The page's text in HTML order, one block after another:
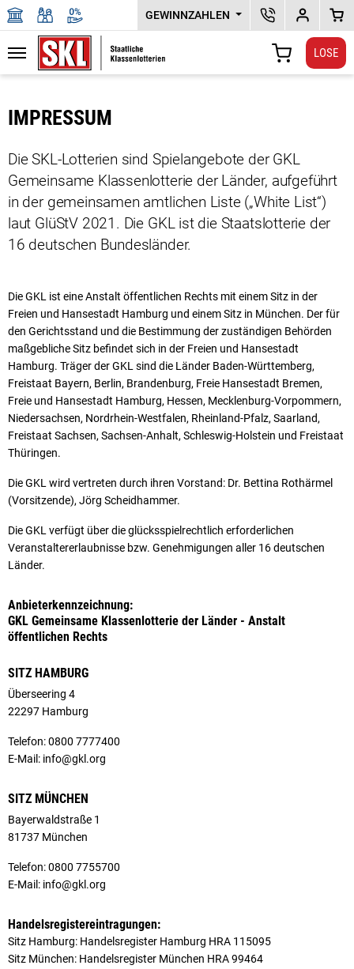
GEWINNZAHLEN
SKL DEPOTPLUS
Navigation
LOSE
IMPRESSUM
Die SKL-Lotterien sind Spielangebote der GKL
Gemeinsame Klassenlotterie der Länder, aufgeführt
in der gemeinsamen amtlichen Liste („White List“)
laut GlüStV 2021. Die GKL ist die Staatslotterie der
16 deutschen Bundesländer.
Die GKL ist eine Anstalt öffentlichen Rechts mit einem Sitz in der
Freien und Hansestadt Hamburg und einem Sitz in München. Der für
den Gerichtsstand und die Bestimmung der zuständigen Behörden
maßgebliche Sitz befindet sich in der Freien und Hansestadt
Hamburg. Träger der GKL sind die Länder Baden-Württemberg,
Freistaat Bayern, Berlin, Brandenburg, Freie Hansestadt Bremen,
Freie und Hansestadt Hamburg, Hessen, Mecklenburg-Vorpommern,
Niedersachsen, Nordrhein-Westfalen, Rheinland-Pfalz, Saarland,
Freistaat Sachsen, Sachsen-Anhalt, Schleswig-Holstein und Freistaat
Thüringen.
Die GKL wird vertreten durch ihren Vorstand: Dr. Bettina Rothärmel
(Vorsitzende), Jörg Scheidhammer.
Die GKL verfügt über die glücksspielrechtlich erforderlichen
Veranstaltererlaubnisse bzw. Genehmigungen aller 16 deutschen
Länder.
Anbieterkennzeichnung:
GKL Gemeinsame Klassenlotterie der Länder - Anstalt
öffentlichen Rechts
SITZ HAMBURG
Überseering 4
22297 Hamburg
Telefon: 0800 7777400
E-Mail: info@gkl.org
SITZ MÜNCHEN
Bayerwaldstraße 1
81737 München
Telefon: 0800 7755700
E-Mail: info@gkl.org
Handelsregistereintragungen:
Sitz Hamburg: Handelsregister Hamburg HRA 115095
Sitz München: Handelsregister München HRA 99464